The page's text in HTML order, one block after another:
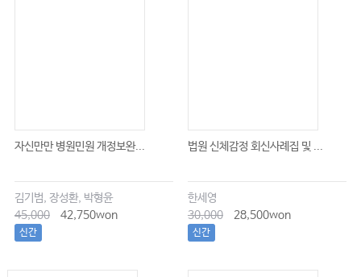
자신만만 병원민원 개정보완...
김기범, 장성환, 박형윤
45,000
42,750won
신간
법원 신체감정 회신사례집 및 ...
한세영
30,000
28,500won
신간